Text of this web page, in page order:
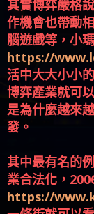
其實博弈嚴格
作機會也帶動
腦遊戲等，小
https://
活中大大小小
博弈產業就可
是為什麼越來
發。
其中最有名的
業合法化，
https://